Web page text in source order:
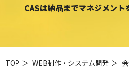
CASは納品までマネジメント
TOP ＞ WEB制作・システム開発 ＞